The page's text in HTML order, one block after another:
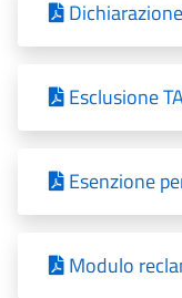
Esclusione
Esenzione
Modulo